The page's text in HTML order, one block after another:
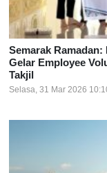
Semarak
Gelar Employee
Takjil
Selasa, 31 Mar 2026